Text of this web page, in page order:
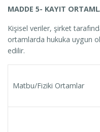
MADDE 5- KAYIT
Kişisel veriler, şirket
ortamlarda hukuka uygun
edilir.
Matbu/Fiziki Ortamlar